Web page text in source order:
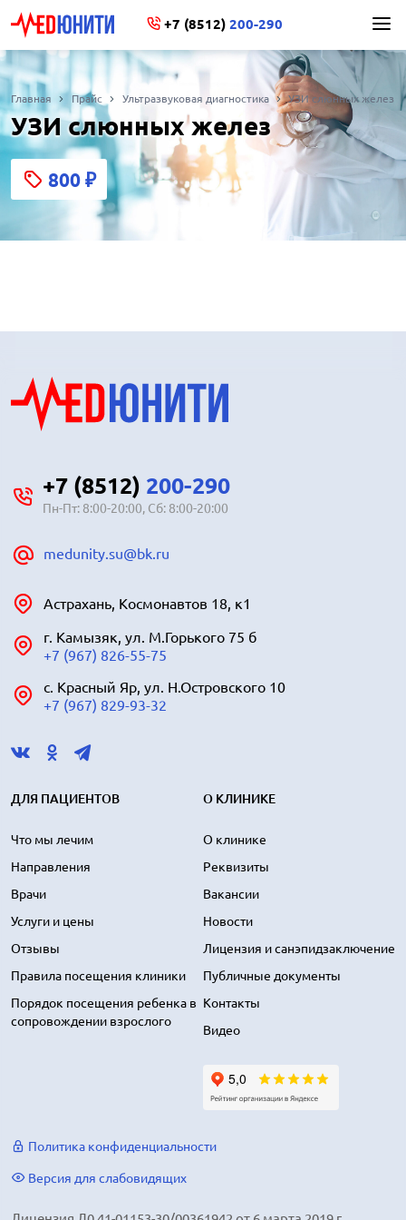
+7 (8512) 200-290
Главная Прайс Ультразвуковая диагностика УЗИ слюнных желез
УЗИ слюнных желез
800 ₽
+7 (8512) 200-290
Пн-Пт: 8:00-20:00, Сб: 8:00-20:00
medunity.su@bk.ru
Астрахань, Космонавтов 18, к1
г. Камызяк, ул. М.Горького 75 б
+7 (967) 826-55-75
с. Красный Яр, ул. Н.Островского 10
+7 (967) 829-93-32
ДЛЯ ПАЦИЕНТОВ
Что мы лечим
Направления
Врачи
Услуги и цены
Отзывы
Правила посещения клиники
Порядок посещения ребенка в
сопровождении взрослого
О КЛИНИКЕ
О клинике
Реквизиты
Вакансии
Новости
Лицензия и санэпидзаключение
Публичные документы
Контакты
Видео
Политика конфиденциальности
Версия для слабовидящих